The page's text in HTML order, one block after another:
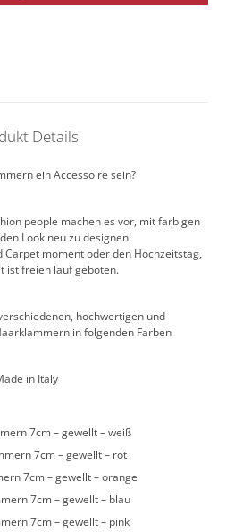
Details
ein Accessoire sein?
people machen es vor, mit farbigen
Look neu zu designen!
Carpet moment oder den Hochzeitstag,
ist freien lauf geboten.
hochwertigen und
in folgenden Farben
in Italy
7cm – gewellt – weiß
7cm – gewellt – rot
7cm – gewellt – orange
7cm – gewellt – blau
7cm – gewellt – pink